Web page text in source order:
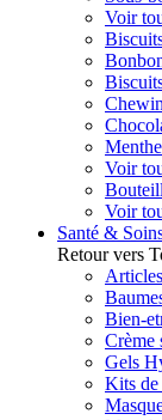
Voir
Voir
Voir
Santé &
Retour vers
Bien-
Crème
Gels
Kits de